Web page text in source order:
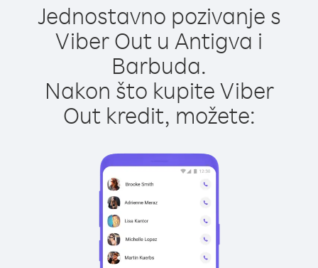
Jednostavno pozivanje s
Viber Out u Antigva i
Barbuda.
Nakon što kupite Viber
Out kredit, možete: